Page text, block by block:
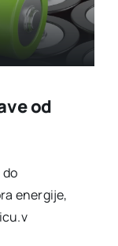
od
energije,